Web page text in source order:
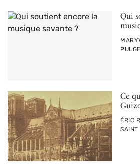
Qui
PAR
Ce
PAR
ÉRIC
SAINT